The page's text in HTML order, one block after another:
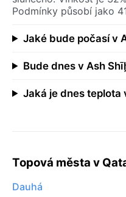
Podmínky působí jako
Jaké bude počasí v
Bude dnes v Ash
Jaká je dnes teplota
Topová města v
Dauhá